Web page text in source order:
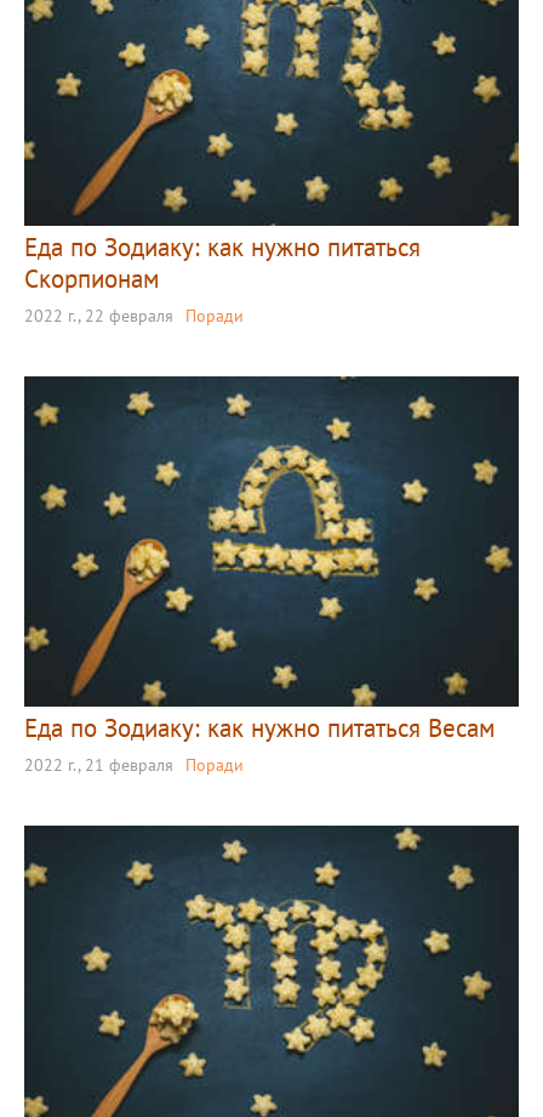
Еда по Зодиаку: как нужно питаться
Скорпионам
2022 г., 22 февраля Поради
Еда по Зодиаку: как нужно питаться Весам
2022 г., 21 февраля Поради